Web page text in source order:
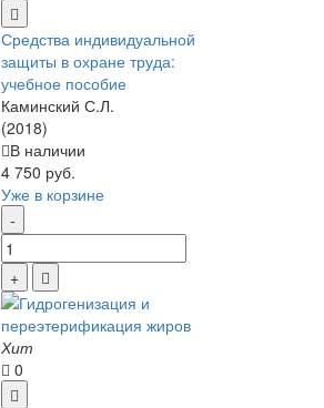
Средства индивидуальной
защиты в охране труда:
учебное пособие
Каминский С.Л.
(2018)
В наличии
4 750 руб.
Уже в корзине
Хит
0